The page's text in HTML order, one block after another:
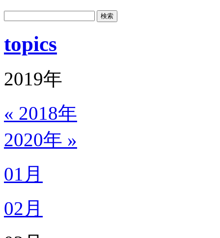
topics
2019年
« 2018年
2020年 »
01月
02月